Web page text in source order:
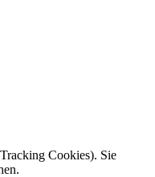
Cookies). Sie